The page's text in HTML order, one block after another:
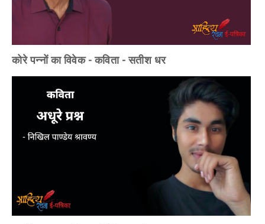
कोरे पन्नों का विवेक - कविता - सतीश धर